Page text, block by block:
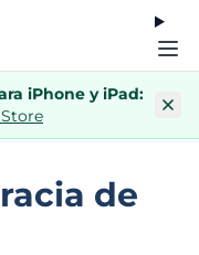
iPhone y iPad:
de